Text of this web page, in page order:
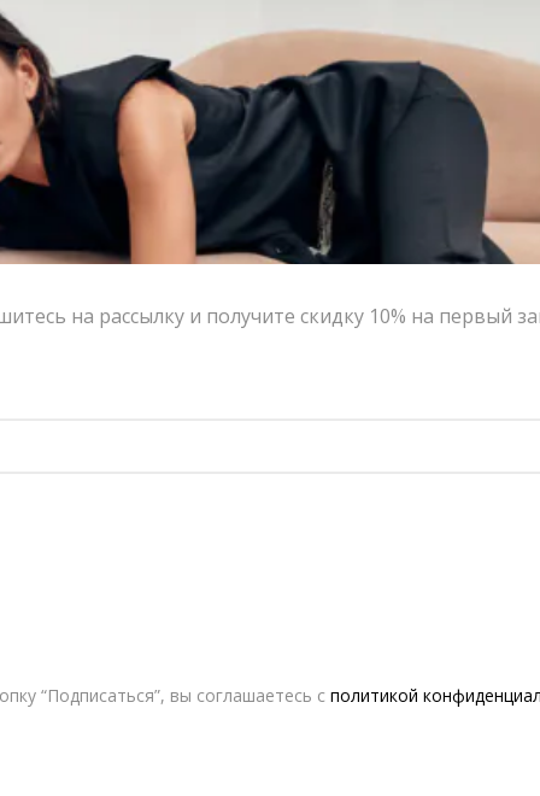
Контакты
Сотрудничество с дизайнерами
Оферта
Политика конфиденциальности
на рассылку и получите скидку 10% на первый
“Подписаться”, вы соглашаетесь с политикой